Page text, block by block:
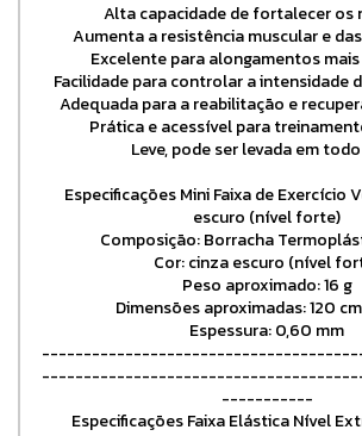
Alta capacidade de fortalecer os
Aumenta a resistência muscular e
Excelente para alongamentos
Facilidade para controlar a intensidade
Adequada para a reabilitação e
Prática e acessível para
Leve, pode ser levada em
Especificações Mini Faixa de Exercício
escuro (nível forte)
Composição: Borracha
Cor: cinza escuro (nível
Peso aproximado: 16 g
Dimensões aproximadas: 120
Espessura: 0,60 mm
-----------
Especificações Faixa Elástica Nível